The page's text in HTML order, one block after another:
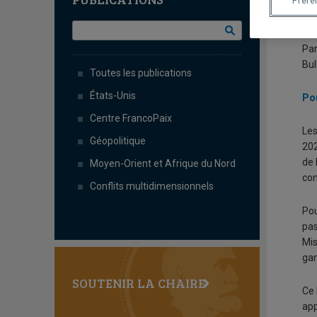
Toutes les publications
États-Unis
Centre FrancoPaix
Géopolitique
Moyen-Orient et Afrique du Nord
Conflits multidimensionnels
SOUTENIR LA CHAIRE
de